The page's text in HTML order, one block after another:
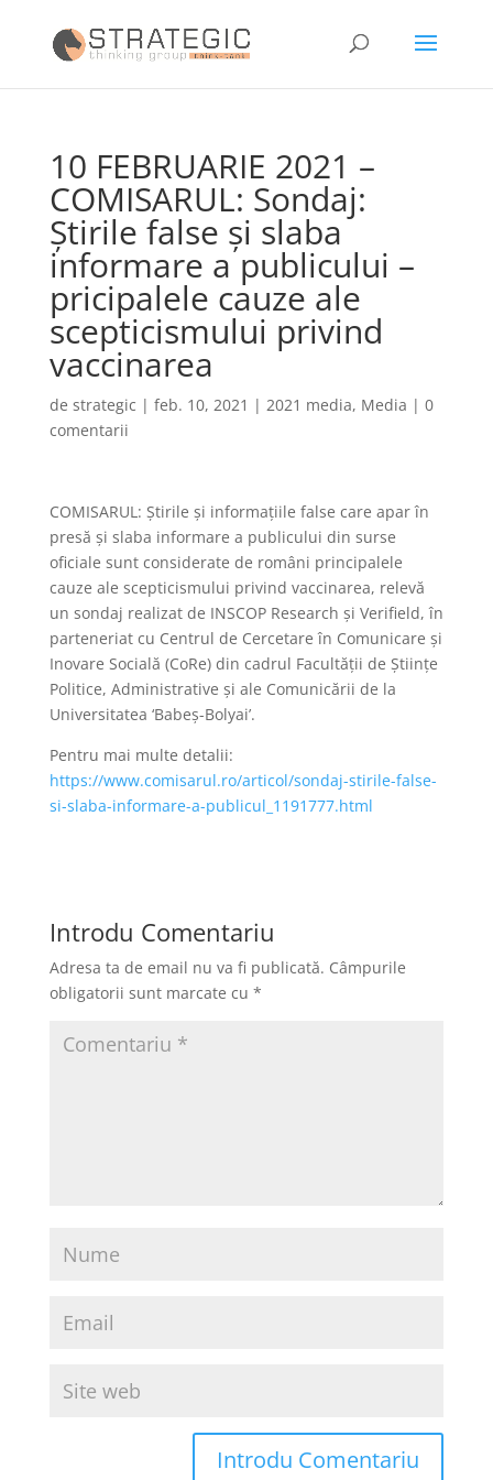
10 FEBRUARIE 2021 –
COMISARUL: Sondaj:
Ştirile false şi slaba
informare a publicului –
pricipalele cauze ale
scepticismului privind
vaccinarea
de strategic | feb. 10, 2021 | 2021 media, Media | 0
comentarii
COMISARUL: Ştirile şi informaţiile false care apar în
presă şi slaba informare a publicului din surse
oficiale sunt considerate de români principalele
cauze ale scepticismului privind vaccinarea, relevă
un sondaj realizat de INSCOP Research şi Verifield, în
parteneriat cu Centrul de Cercetare în Comunicare şi
Inovare Socială (CoRe) din cadrul Facultăţii de Ştiinţe
Politice, Administrative şi ale Comunicării de la
Universitatea ‘Babeş-Bolyai’.
Pentru mai multe detalii:
https://www.comisarul.ro/articol/sondaj-stirile-false-
si-slaba-informare-a-publicul_1191777.html
Introdu Comentariu
Adresa ta de email nu va fi publicată. Câmpurile
obligatorii sunt marcate cu *